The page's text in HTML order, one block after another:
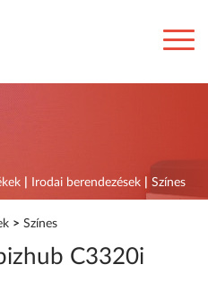
Irodai berendezések Színes
> Színes
C3320i